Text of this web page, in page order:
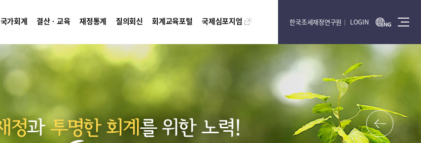
한국조세재정연구원 LOGIN
국가회계 결산ㆍ교육 재정통계 질의회신 회계교육포털 국제심포지엄